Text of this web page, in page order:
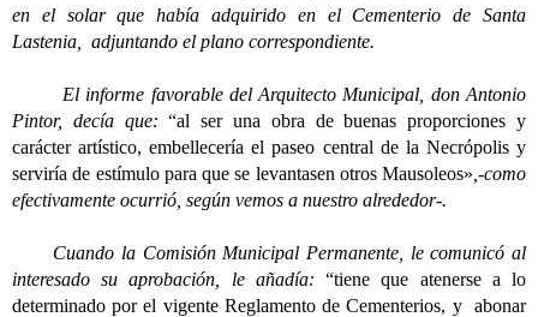
en el solar que había adquirido en el Cementerio de Santa
Lastenia, adjuntando el plano correspondiente.
El informe favorable del Arquitecto Municipal, don Antonio
Pintor, decía que:“al ser una obra de buenas proporciones y
carácter artístico, embellecería el paseo central de la Necrópolis y
serviría de estímulo para que se levantasen otros Mausoleos» ,-como
efectivamente ocurrió, según vemos a nuestro alrededor-.
Cuando la Comisión Municipal Permanente, le comunicó al
interesado su aprobación, le añadía:“tiene que atenerse a lo
determinado por el vigente Reglamento de Cementerios, y abonar